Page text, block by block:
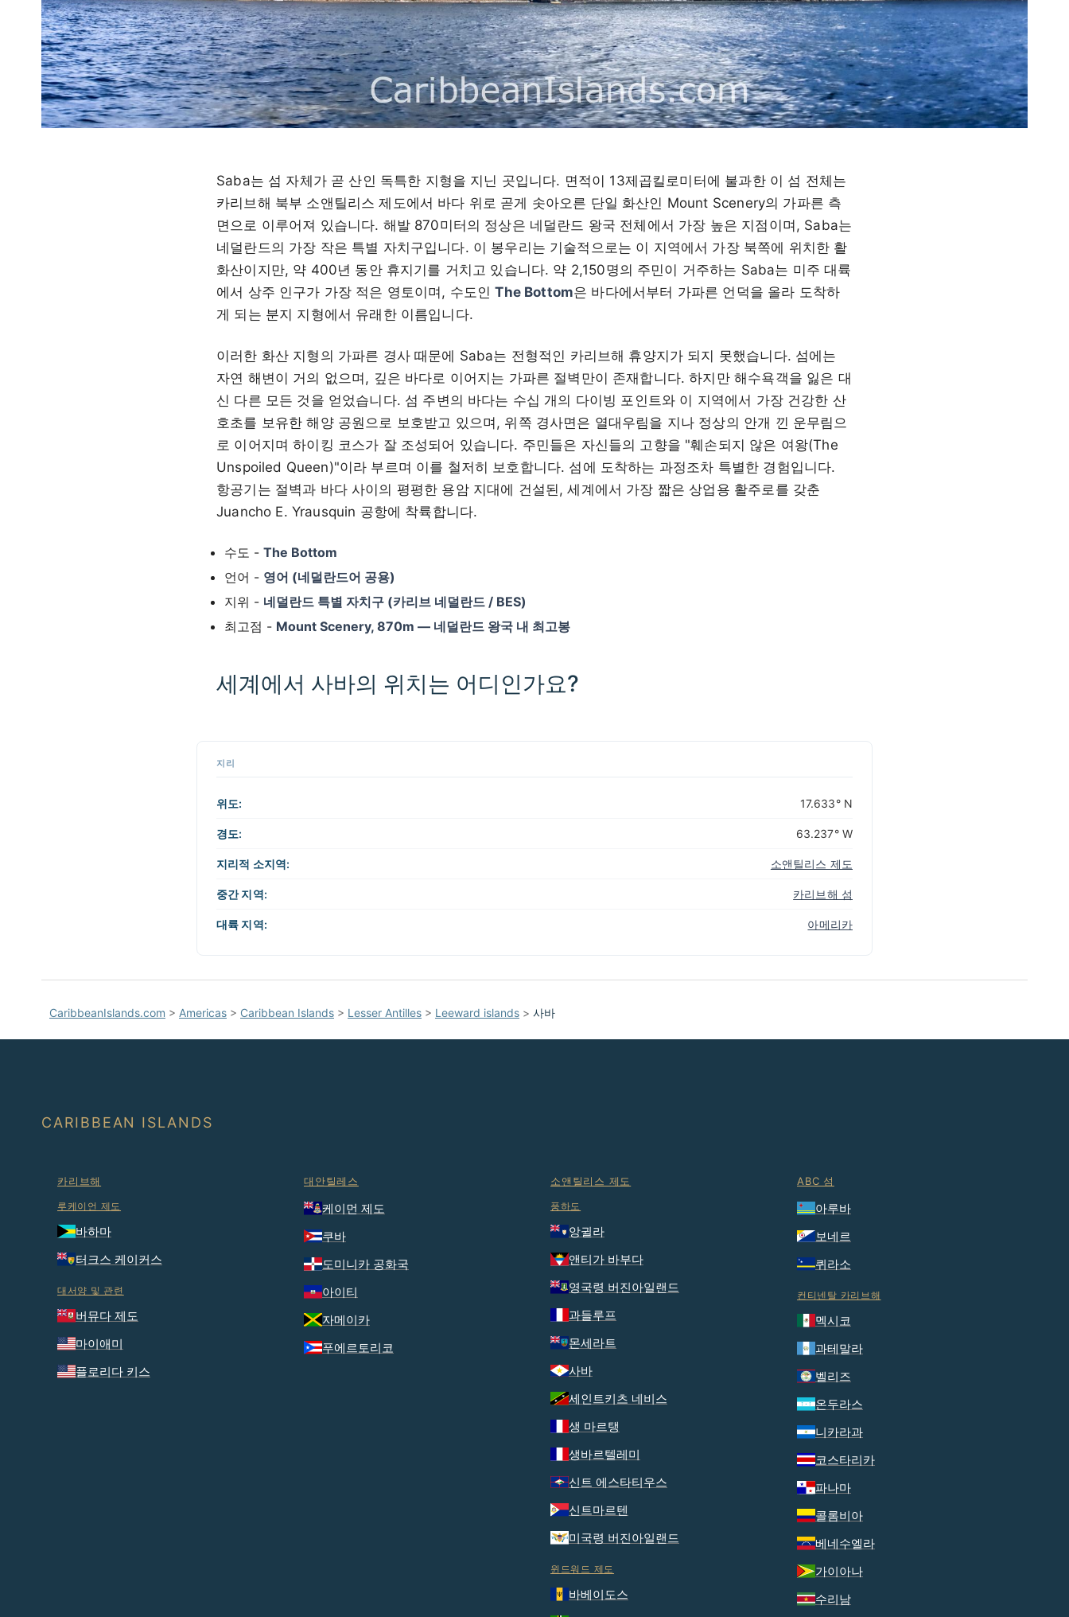
Saba는 섬 자체가 곧 산인 독특한 지형을 지닌 곳입니다. 면적이 13제곱킬로미터에 불과한 이 섬 전체는
카리브해 북부 소앤틸리스 제도에서 바다 위로 곧게 솟아오른 단일 화산인 Mount Scenery의 가파른 측
면으로 이루어져 있습니다. 해발 870미터의 정상은 네덜란드 왕국 전체에서 가장 높은 지점이며, Saba는
네덜란드의 가장 작은 특별 자치구입니다. 이 봉우리는 기술적으로는 이 지역에서 가장 북쪽에 위치한 활
화산이지만, 약 400년 동안 휴지기를 거치고 있습니다. 약 2,150명의 주민이 거주하는 Saba는 미주 대륙
에서 상주 인구가 가장 적은 영토이며, 수도인The Bottom은 바다에서부터 가파른 언덕을 올라 도착하
게 되는 분지 지형에서 유래한 이름입니다.
이러한 화산 지형의 가파른 경사 때문에 Saba는 전형적인 카리브해 휴양지가 되지 못했습니다. 섬에는
자연 해변이 거의 없으며, 깊은 바다로 이어지는 가파른 절벽만이 존재합니다. 하지만 해수욕객을 잃은 대
신 다른 모든 것을 얻었습니다. 섬 주변의 바다는 수십 개의 다이빙 포인트와 이 지역에서 가장 건강한 산
호초를 보유한 해양 공원으로 보호받고 있으며, 위쪽 경사면은 열대우림을 지나 정상의 안개 낀 운무림으
로 이어지며 하이킹 코스가 잘 조성되어 있습니다. 주민들은 자신들의 고향을 "훼손되지 않은 여왕(The
Unspoiled Queen)"이라 부르며 이를 철저히 보호합니다. 섬에 도착하는 과정조차 특별한 경험입니다.
항공기는 절벽과 바다 사이의 평평한 용암 지대에 건설된, 세계에서 가장 짧은 상업용 활주로를 갖춘
Juancho E. Yrausquin 공항에 착륙합니다.
수도 - The Bottom
언어 - 영어 (네덜란드어 공용)
지위 - 네덜란드 특별 자치구 (카리브 네덜란드 / BES)
최고점 - Mount Scenery, 870m — 네덜란드 왕국 내 최고봉
세계에서 사바의 위치는 어디인가요?
200 km / 124.3 mi
지리
위도: 17.633° N
경도: 63.237° W
지리적 소지역: 소앤틸리스 제도
중간 지역: 카리브해 섬
대륙 지역: 아메리카
CaribbeanIslands.com > Americas > Caribbean Islands > Lesser Antilles > Leeward islands > 사바
CARIBBEAN ISLANDS
카리브해
루케이언 제도
바하마
터크스 케이커스
대서양 및 관련
버뮤다 제도
마이애미
플로리다 키스
대안틸레스
케이먼 제도
쿠바
도미니카 공화국
아이티
자메이카
푸에르토리코
소앤틸리스 제도
풍하도
앙귈라
앤티가 바부다
영국령 버진아일랜드
과들루프
몬세라트
사바
세인트키츠 네비스
생 마르탱
생바르텔레미
신트 에스타티우스
신트마르텐
미국령 버진아일랜드
윈드워드 제도
바베이도스
ABC 섬
아루바
보네르
퀴라소
컨티넨탈 카리브해
멕시코
과테말라
벨리즈
온두라스
니카라과
코스타리카
파나마
콜롬비아
베네수엘라
가이아나
수리남